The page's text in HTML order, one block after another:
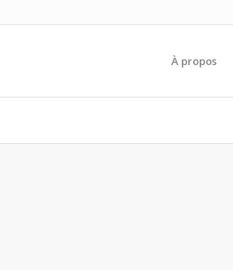
À propos